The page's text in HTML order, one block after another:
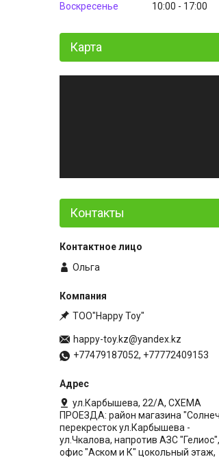
Воскресенье
10:00 17:00
Карта
Контакты
Ольга
ТОО"Happy Toy"
happy-toy.kz@yandex.kz
+77479187052, +77772409153
ул.Карбышева, 22/А, СХЕМА
ПРОЕЗДА: район магазина
перекресток ул.Карбышева -
ул.Чкалова, напротив АЗС "Гелиос",
офис "Аском и К" цокольный этаж,